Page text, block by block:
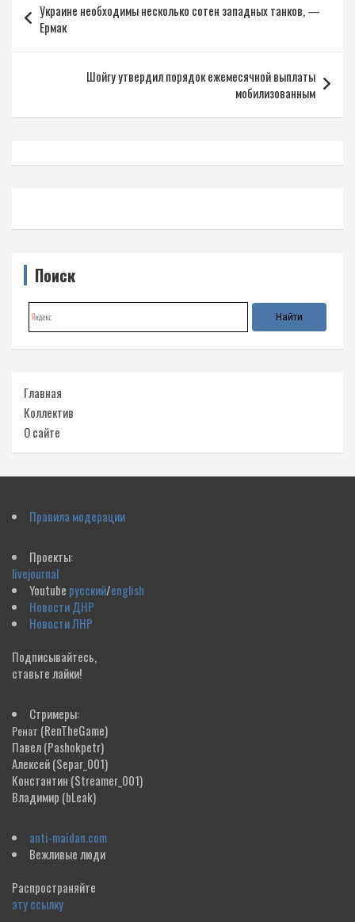
по
записям
Украине необходимы несколько сотен западных танков, —
Ермак
Шойгу утвердил порядок ежемесячной выплаты
мобилизованным
Поиск
Главная
Коллектив
О сайте
Правила модерации
Проекты:
livejournal
Youtube русский/english
Новости ДНР
Новости ЛНР
Подписывайтесь,
ставьте лайки!
Стримеры:
Ренат (RenTheGame)
Павел(Pashokpetr)
Алексей(Separ_001)
Константин (Streamer_001)
Владимир (bLeak)
anti-maidan.com
Вежливые люди
Распространяйте
эту ссылку